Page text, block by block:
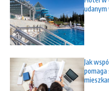
udanym
Jak
pomaga